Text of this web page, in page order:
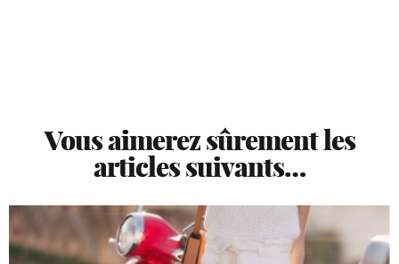
Vous aimerez sûrement les
articles suivants…